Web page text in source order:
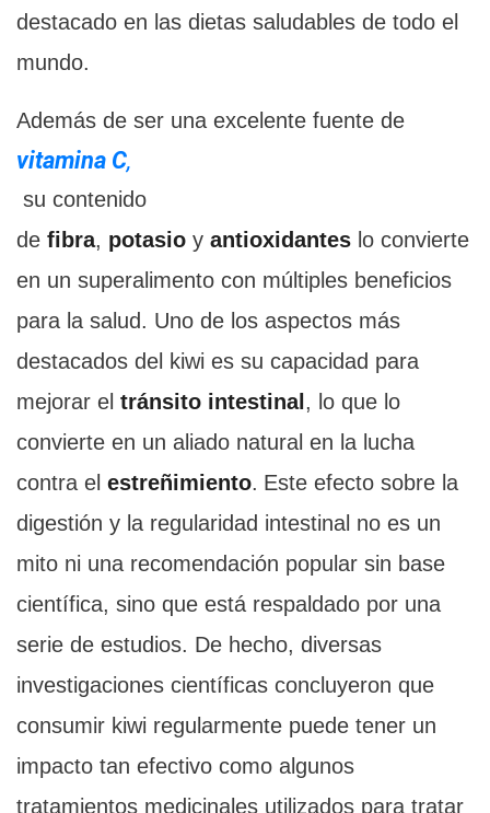
destacado en las dietas saludables de todo el
mundo.
Además de ser una excelente fuente de
vitamina C,
su contenido
de fibra, potasio y antioxidantes lo convierte
en un superalimento con múltiples beneficios
para la salud. Uno de los aspectos más
destacados del kiwi es su capacidad para
mejorar el tránsito intestinal , lo que lo
convierte en un aliado natural en la lucha
contra el estreñimiento. Este efecto sobre la
digestión y la regularidad intestinal no es un
mito ni una recomendación popular sin base
científica, sino que está respaldado por una
serie de estudios. De hecho, diversas
investigaciones científicas concluyeron que
consumir kiwi regularmente puede tener un
impacto tan efectivo como algunos
tratamientos medicinales utilizados para tratar